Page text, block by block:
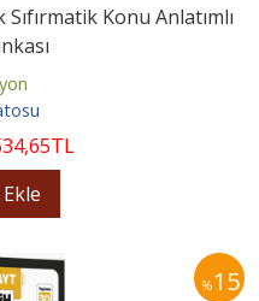
Konu Anlatımlı
,65TL
%15